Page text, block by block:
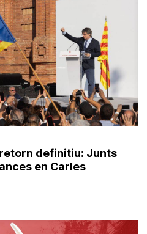
definitiu: Junts
en Carles